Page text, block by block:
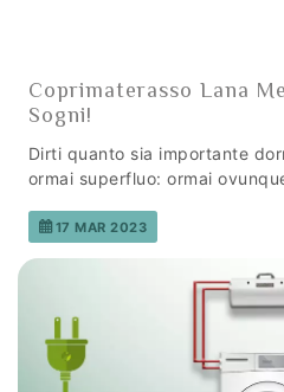
Coprimaterasso Lana
Sogni!
Dirti quanto sia importante
ormai superfluo: ormai
17 MAR 2023